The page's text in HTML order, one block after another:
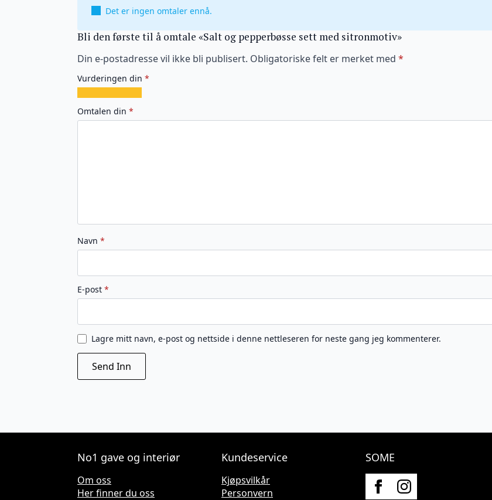
Det er ingen omtaler ennå.
Bli den første til å omtale «Salt og pepperbøsse sett med sitronmotiv»
Din e-postadresse vil ikke bli publisert. Obligatoriske felt er merket med *
Vurderingen din *
av
5
av
5
av
5
av
5
av
5
Omtalen din *
Navn *
E-post *
Lagre mitt navn, e-post og nettside i denne nettleseren for neste gang jeg kommenterer.
No1 gave og interiør
Om oss
Her finner du oss
Kundeservice
Kjøpsvilkår
Personvern
SOME